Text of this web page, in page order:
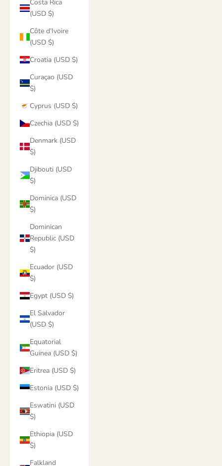
Costa Rica
(USD $)
Côte d’Ivoire
(USD $)
Croatia (USD $)
Curaçao (USD
$)
Cyprus (USD $)
Czechia (USD $)
Denmark (USD
$)
Djibouti (USD
$)
Dominica (USD
$)
Dominican
Republic (USD
$)
Ecuador (USD
$)
Egypt (USD $)
El Salvador
(USD $)
Equatorial
Guinea (USD $)
Eritrea (USD $)
Estonia (USD $)
Eswatini (USD
$)
Ethiopia (USD
$)
Falkland